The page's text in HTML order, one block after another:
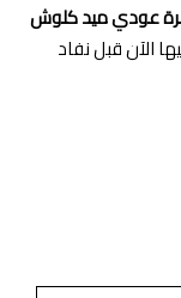
عودي ميد كلوش
الآن قبل نفاد